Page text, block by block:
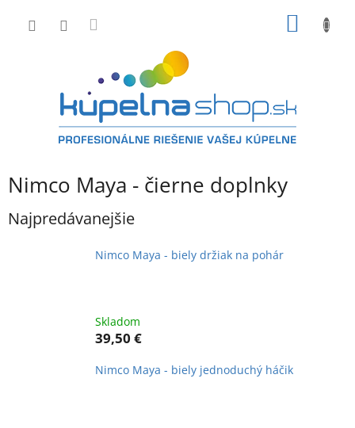
Nimco Maya - čierne doplnky
Najpredávanejšie
Nimco Maya - biely držiak na pohár
Skladom
39,50 €
Nimco Maya - biely jednoduchý háčik